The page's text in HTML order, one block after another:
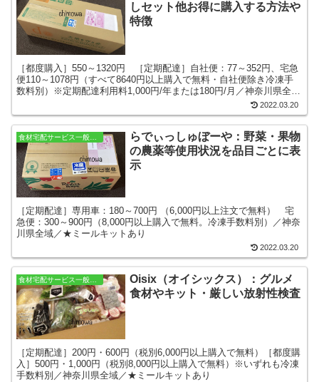
しセット他お得に購入する方法や
特徴
［都度購入］550～1320円 ［定期配達］自社便：77～352円、宅急
便110～1078円（すべて8640円以上購入で無料・自社便除き冷凍手
数料別）※定期配達利用料1,000円/年または180円/月／神奈川県全域
2022.03.20
らでぃっしゅぼーや：野菜・果物
の農薬等使用状況を品目ごとに表
示
［定期配達］専用車：180～700円 （6,000円以上注文で無料） 宅
急便：300～900円（8,000円以上購入で無料。冷凍手数料別）／神奈
川県全域／★ミールキットあり
2022.03.20
Oisix（オイシックス）：グルメ
食材やキット・厳しい放射性検査
［定期配達］200円・600円（税別6,000円以上購入で無料）［都度購
入］500円・1,000円（税別8,000円以上購入で無料）※いずれも冷凍
手数料別／神奈川県全域／★ミールキットあり